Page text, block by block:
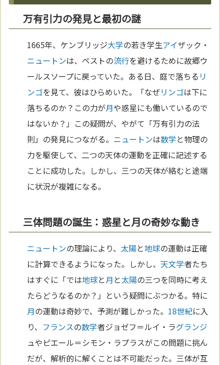
万有引力の発見と最初の謎
1665年、ケンブリッジ大学の若き学生アイザック・
ニュートンは、ペストの流行を避けるために故郷ウ
ールスソープに戻っていた。ある日、庭で落ちる リ
ンゴを見て、彼はひらめいた。「なぜリンゴは下に
落ちるのか？この力が月や惑星にも働いているので
はないか？」この疑問が、やがて「万有引力の法
則」の発見につながる。 ニュートンは数学と物理の
力を駆使して、二つの天体の運動を正確に記述する
ことに成功した。しかし、三つの天体が絡むと途端
に状況が複雑になる。
三体問題の誕生：惑星と月の奇妙な動き
ニュートンの理論により、 太陽と地球の運動は正確
に計算できるようになった。しかし、天文学者たち
はすぐに「では地球と月 と太陽の三つを同時に考え
たらどうなるのか？」という疑問にぶつかる。特に
月の運動は奇妙で、予測が難しかった。 18世紀に入
り、 フランスの数学者ジョゼフ＝ルイ・ラグランジ
ュやピエール＝シモン・ラプラスがこの問題に挑ん
だが、解析的に解くことは不可能だった。三体が互